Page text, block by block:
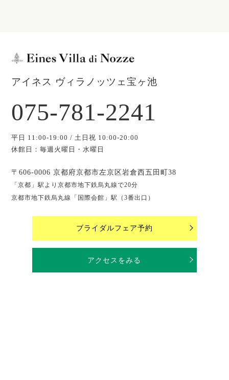
アイネス ヴィラノッツェ宝ヶ池
075-781-2241
平日 11:00-19:00 / 土日祝 10:00-20:00
休館日：毎週火曜日・水曜日
〒606-0006 京都府京都市左京区岩倉西五田町38
「京都」駅より京都市地下鉄烏丸線で20分
京都市地下鉄烏丸線「国際会館」駅（3番出口）
ブライダルフェア予約
アクセスをみる